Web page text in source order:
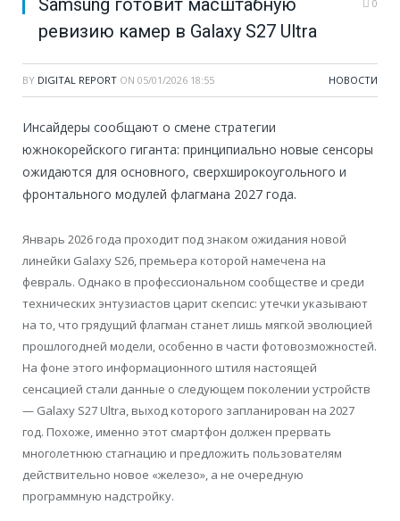
Samsung готовит масштабную
ревизию камер в Galaxy S27 Ultra
0
BY DIGITAL REPORT ON 05/01/2026 18:55 НОВОСТИ
Инсайдеры сообщают о смене стратегии
южнокорейского гиганта: принципиально новые сенсоры
ожидаются для основного, сверхширокоугольного и
фронтального модулей флагмана 2027 года.
Январь 2026 года проходит под знаком ожидания новой
линейки Galaxy S26, премьера которой намечена на
февраль. Однако в профессиональном сообществе и среди
технических энтузиастов царит скепсис: утечки указывают
на то, что грядущий флагман станет лишь мягкой эволюцией
прошлогодней модели, особенно в части фотовозможностей.
На фоне этого информационного штиля настоящей
сенсацией стали данные о следующем поколении устройств
— Galaxy S27 Ultra, выход которого запланирован на 2027
год. Похоже, именно этот смартфон должен прервать
многолетнюю стагнацию и предложить пользователям
действительно новое «железо», а не очередную
программную надстройку.